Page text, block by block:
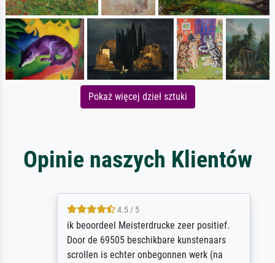
Pokaż więcej dzieł sztuki
Opinie naszych Klientów
4.5 / 5
ik beoordeel Meisterdrucke zeer positief.
Door de 69505 beschikbare kunstenaars
scrollen is echter onbegonnen werk (na